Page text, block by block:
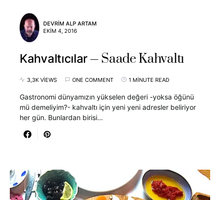
DEVRIM ALP ARTAM
EKIM 4, 2016
Kahvaltıcılar Saade Kahvaltı
3,3K VIEWS ONE COMMENT 1 MINUTE READ
Gastronomi dünyamızın yükselen değeri -yoksa öğünü
mü demeliyim?- kahvaltı için yeni yeni adresler beliriyor
her gün. Bunlardan birisi…